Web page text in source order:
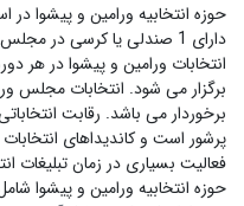
حوزه انتخابیه ورامین و پیشوا
دارای 1 صندلی یا کرسی در مجلس شورای اسلامی می باشد.
انتخابات ورامین و پیشوا در هر
برگزار می شود. انتخابات مجلس
برخوردار می باشد. رقابت
پرشور است و کاندیداهای
فعالیت بسیاری در زمان تبلیغات
حوزه انتخابیه ورامین و پیشوا